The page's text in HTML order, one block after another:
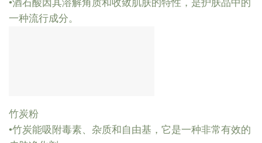
•酒石酸因其溶解角质和收敛肌肤的特性，是护肤品中的
一种流行成分。
竹炭粉
•竹炭能吸附毒素、杂质和自由基，它是一种非常有效的